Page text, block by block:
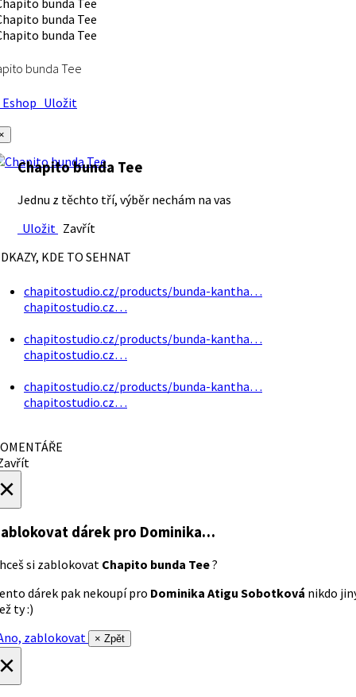
bunda Tee
Uložit
Chapito bunda Tee
Jednu z těchto tří, výběr nechám na vas
Uložit Zavřít
KDE TO SEHNAT
chapitostudio.cz/products/bunda-kantha…
chapitostudio.cz…
chapitostudio.cz/products/bunda-kantha…
chapitostudio.cz…
chapitostudio.cz/products/bunda-kantha…
chapitostudio.cz…
dárek pro Dominika…
si zablokovat Chapito bunda Tee?
dárek pak nekoupí pro Dominika Atigu Sobotková nikdo
ty :)
zablokovat
× Zpět